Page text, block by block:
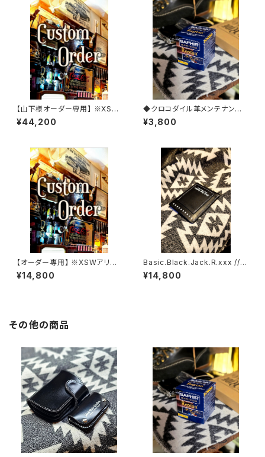
【山下様オーダー専用】 ※XSW
+キーケース
¥44,200
◆クロコダイル革メンテナンス
【レプタイルクリーム】◆
¥3,800
【オーダー専用】 ※XSWアリゾ
ナカスタムモデル
¥14,800
Basic.Black.Jack.R.xxx // J
ACK.RIDE.XSW
¥14,800
その他の商品